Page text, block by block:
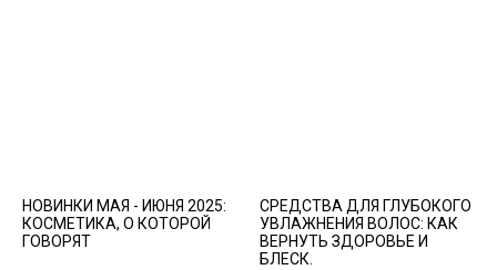
НОВИНКИ МАЯ - ИЮНЯ 2025:
КОСМЕТИКА, О КОТОРОЙ
ГОВОРЯТ
СРЕДСТВА ДЛЯ ГЛУБОКОГО
УВЛАЖНЕНИЯ ВОЛОС: КАК
ВЕРНУТЬ ЗДОРОВЬЕ И
БЛЕСК.